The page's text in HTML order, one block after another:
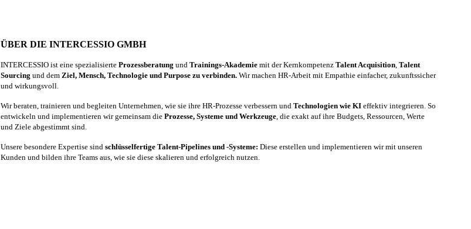
ÜBER DIE INTERCESSIO GMBH
INTERCESSIO ist eine spezialisierte Prozessberatung und Trainings-Akademie mit der Kernkompetenz Talent Acquisition Talent
Sourcing und dem Ziel, Mensch, Technologie und Purpose zu verbinden. Wir machen HR-Arbeit mit Empathie einfacher, zukunftssicher
und wirkungsvoll.
Wir beraten, trainieren und begleiten Unternehmen, wie sie ihre HR-Prozesse verbessern und Technologien wie KI effektiv integrieren. So
entwickeln und implementieren wir gemeinsam die Prozesse, Systeme und Werkzeuge , die exakt auf ihre Budgets, Ressourcen, Werte
und Ziele abgestimmt sind.
Unsere besondere Expertise sind schlüsselfertige Talent-Pipelines und -Systeme: Diese erstellen und implementieren wir mit unseren
Kunden und bilden ihre Teams aus, wie sie diese skalieren und erfolgreich nutzen.